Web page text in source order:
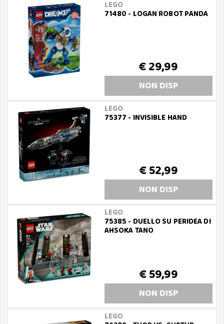
LEGO
71480 - LOGAN ROBOT PANDA
€ 29,99
NON DISP
LEGO
75377 - INVISIBLE HAND
€ 52,99
NON DISP
LEGO
75385 - DUELLO SU PERIDEA DI
AHSOKA TANO
€ 59,99
NON DISP
LEGO